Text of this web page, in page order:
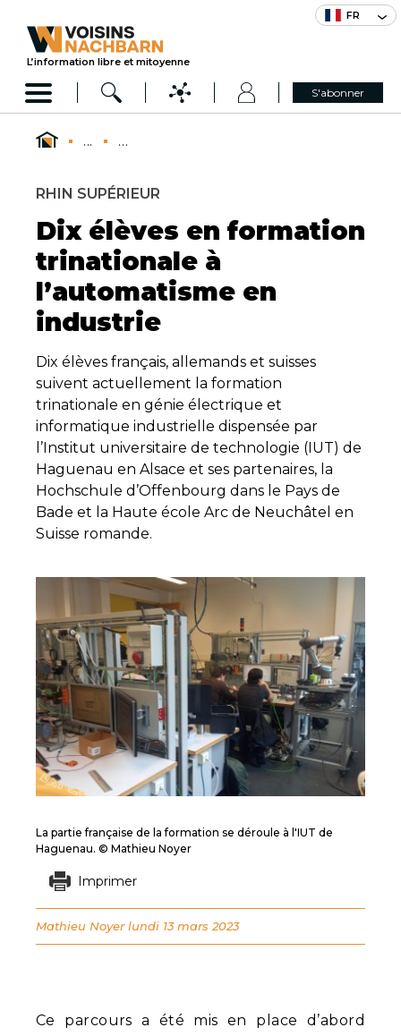
FR
L’information libre et mitoyenne
S'abonner
... ...
RHIN SUPÉRIEUR
Dix élèves en formation
trinationale à
l’automatisme en
industrie
Dix élèves français, allemands et suisses
suivent actuellement la formation
trinationale en génie électrique et
informatique industrielle dispensée par
l’Institut universitaire de technologie (IUT) de
Haguenau en Alsace et ses partenaires, la
Hochschule d’Offenbourg dans le Pays de
Bade et la Haute école Arc de Neuchâtel en
Suisse romande.
Ce parcours a été mis en place d’abord
La partie française de la formation se déroule à l'IUT de
Haguenau. © Mathieu Noyer
Imprimer
Mathieu Noyer lundi 13 mars 2023